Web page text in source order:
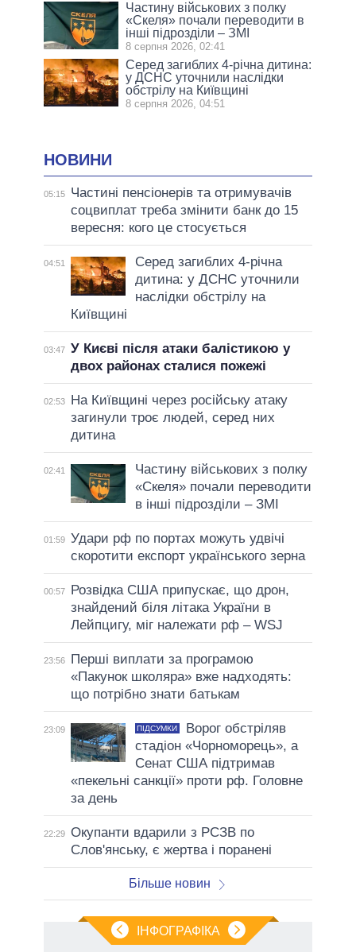
Частину військових з полку
«Скеля» почали переводити в
інші підрозділи – ЗМІ
8 серпня 2026, 02:41
Серед загиблих 4-річна дитина:
у ДСНС уточнили наслідки
обстрілу на Київщині
8 серпня 2026, 04:51
НОВИНИ
05:15
Частині пенсіонерів та отримувачів
соцвиплат треба змінити банк до 15
вересня: кого це стосується
04:51
Серед загиблих 4-річна
дитина: у ДСНС уточнили
наслідки обстрілу на
Київщині
03:47 У Києві після атаки балістикою у
двох районах сталися пожежі
02:53
На Київщині через російську атаку
загинули троє людей, серед них
дитина
02:41
Частину військових з полку
«Скеля» почали переводити
в інші підрозділи – ЗМІ
01:59 Удари рф по портах можуть удвічі
скоротити експорт українського зерна
00:57
Розвідка США припускає, що дрон,
знайдений біля літака України в
Лейпцигу, міг належати рф – WSJ
23:56
Перші виплати за програмою
«Пакунок школяра» вже надходять:
що потрібно знати батькам
23:09 ПІДСУМКИ
Ворог обстріляв
стадіон «Чорноморець», а
Сенат США підтримав
«пекельні санкції» проти рф. Головне
за день
22:29 Окупанти вдарили з РСЗВ по
Слов'янську, є жертва і поранені
Більше новин
ІНФОГРАФІКА